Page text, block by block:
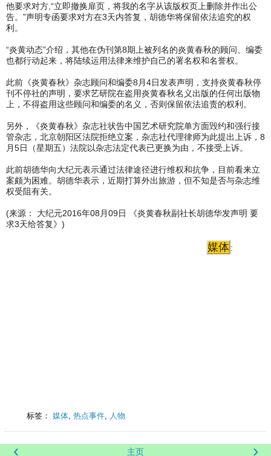
他要求对方,“立即撤换扉页，将我的名字从该版权页上删除并作出公
告。”声明专函要求对方在3天内答复，胡德华将保留依法追究的权
利。
“炎黄动态”介绍，其他在伪刊第8期上被列名的炎黄春秋的顾问、编委
也都行动起来，将陆续运用法律来维护自己的署名权和名誉权。
此前《炎黄春秋》杂志顾问和编委8月4日发表声明，支持炎黄春秋停
刊不停社的声明，要求艺研院在盗用炎黄春秋名义出版的任何出版物
上，不得盗用这些顾问和编委的名义，否则保留依法追责的权利。
另外，《炎黄春秋》杂志社状告中国艺术研究院单方面毁约和强行接
管杂志，北京朝阳区法院拒绝立案，杂志社代理律师为此提出上诉，8
月5日（星期五）法院以杂志法定代表已更换为由，不接受上诉。
此前胡德华向大纪元表示通过法律途径进行维权和抗争，目前看来立
案颇为困难。胡德华表示，近期打算外出旅游，但不知是否与杂志维
权受阻有关。
(来源： 大纪元2016年08月09日 《炎黄春秋副社长胡德华发声明 要
求3天给答复》)
媒体:
标签： 媒体 热点事件 人物
‹ ›
主页